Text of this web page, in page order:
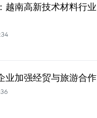
越南高新技术材料行业
业加强经贸与旅游合作